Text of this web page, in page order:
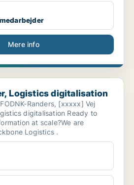
Mere info
digitalisation
Logistics digitalisation
Randers, [xxxxx] Vej
digitalisation Ready to
at scale?We are
Logistics .